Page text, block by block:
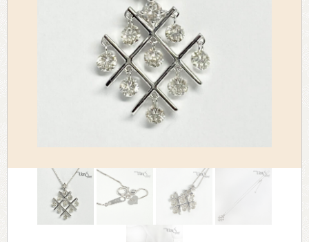
> キャンペーン情報
> 会社概要
> アクセス
> よくあるご質問
> 古物営業法に基づく表示
> プライバシーポリシー